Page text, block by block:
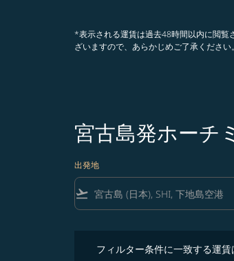
*表示される運賃は過去48時間以内に閲覧
ざいますので、あらかじめご了承ください。
宮古島発ホーチ
出発地
flight_takeoff
フィルター条件に一致する運